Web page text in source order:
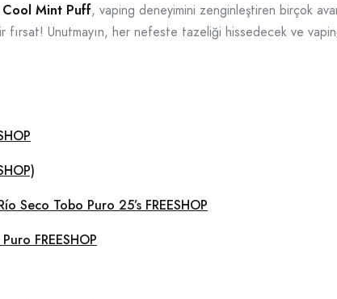
Mint Puff, vaping deneyimini zenginleştiren birçok
fırsat! Unutmayın, her nefeste tazeliği hissedecek ve
Seco Tobo Puro 25’s FREESHOP
FREESHOP